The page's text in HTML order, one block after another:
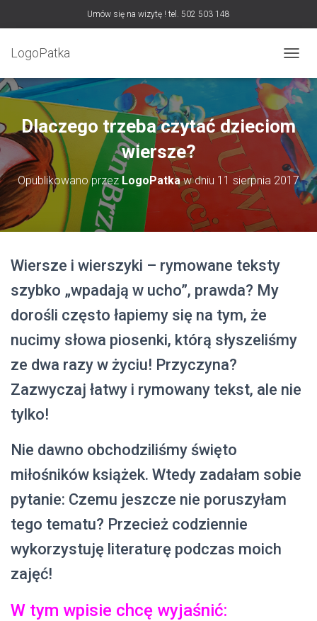
Umów się na wizytę ! tel. 502 503 148
LogoPatka
R
Z
E
Ł
Ą
C
Z
N
A
W
Dlaczego trzeba czytać dzieciom
wiersze?
Opublikowano przez LogoPatkaw dniu 11 sierpnia 2017
Wiersze i wierszyki – rymowane teksty
szybko „wpadają w ucho”, prawda? My
dorośli często łapiemy się na tym, że
nucimy słowa piosenki, którą słyszeliśmy
ze dwa razy w życiu! Przyczyna?
Zazwyczaj łatwy i rymowany tekst, ale nie
tylko!
Nie dawno obchodziliśmy święto
miłośników książek. Wtedy zadałam sobie
pytanie: Czemu jeszcze nie poruszyłam
tego tematu? Przecież codziennie
wykorzystuję literaturę podczas moich
zajęć!
W tym wpisie chcę wyjaśnić: